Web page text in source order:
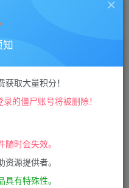
入法v13.3.0.6965 去广告安
Windows
知
取大量积分！
的僵尸账号将被删除！
时会失效。
源提供者。
有特殊性。